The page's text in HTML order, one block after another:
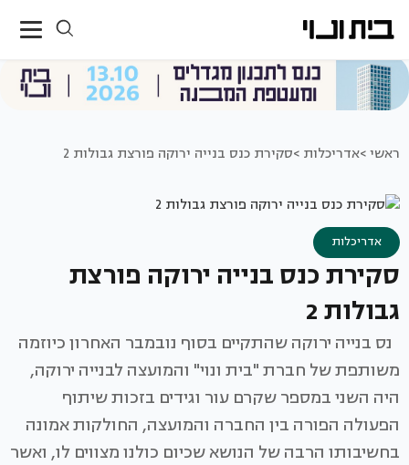
ראשי >אדריכלות >סקירת כנס בנייה ירוקה פורצת גבולות 2
אדריכלות
סקירת כנס בנייה ירוקה פורצת
גבולות 2
נס בנייה ירוקה שהתקיים בסוף נובמבר האחרון כיוזמה
משותפת של חברת "בית ונוי" והמועצה לבנייה ירוקה,
היה השני במספר שקרם עור וגידים בזכות שיתוף
הפעולה הפורה בין החברה והמועצה, החולקות אמונה
בחשיבותו הרבה של הנושא שכיום כולנו מצווים לו, ואשר